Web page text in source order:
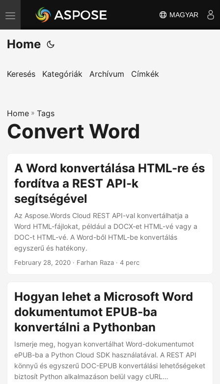
T
o
g
l
a
v
i
n
MAGYAR
Home
Keresés Kategóriák Archívum Címkék
Home » Tags
Convert Word
A Word konvertálása HTML-re és
fordítva a REST API-k
segítségével
Az Aspose.Words Cloud REST API-val konvertálhatja a
Word HTML-fájlokat, például a DOCX-et HTML-vé vagy a
DOC-t HTML-vé. A Word-ből HTML-be konvertálás
egyszerű és hatékony.
February 28, 2020 · Farhan Raza · 4 perc
Hogyan lehet a Microsoft Word
dokumentumot EPUB-ba
konvertálni a Pythonban
Ismerje meg, hogyan konvertálhat Word-dokumentumot
ePUB-ba a Python Cloud SDK használatával. A REST API
könnyű és egyszerű DOC-EPUB konvertálási lehetőségeket
biztosít Python alkalmazáson belül vagy cURL